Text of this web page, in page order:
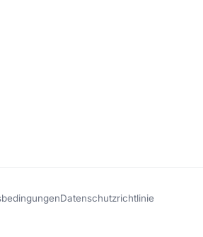
Datenschutzrichtlinie